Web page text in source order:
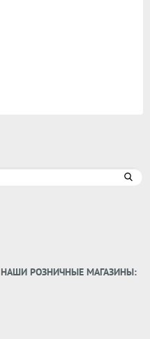
НАШИ РОЗНИЧНЫЕ МАГАЗИНЫ: